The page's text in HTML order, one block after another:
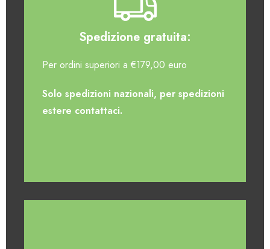
Spedizione gratuita:
Per ordini superiori a €179,00 euro
Solo spedizioni nazionali, per spedizioni
estere contattaci.